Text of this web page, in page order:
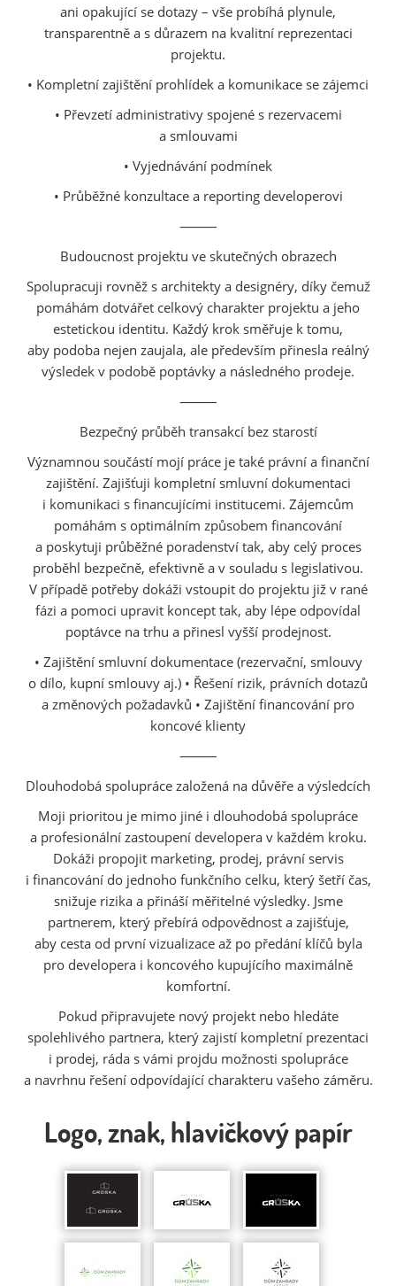
ani opakující se dotazy – vše probíhá plynule,
transparentně a s důrazem na kvalitní reprezentaci
projektu.
• Kompletní zajištění prohlídek a komunikace se zájemci
• Převzetí administrativy spojené s rezervacemi
a smlouvami
• Vyjednávání podmínek
• Průběžné konzultace a reporting developerovi
⸻
Budoucnost projektu ve skutečných obrazech
Spolupracuji rovněž s architekty a designéry, díky čemuž
pomáhám dotvářet celkový charakter projektu a jeho
estetickou identitu. Každý krok směřuje k tomu,
aby podoba nejen zaujala, ale především přinesla reálný
výsledek v podobě poptávky a následného prodeje.
⸻
Bezpečný průběh transakcí bez starostí
Významnou součástí mojí práce je také právní a finanční
zajištění. Zajišťuji kompletní smluvní dokumentaci
i komunikaci s financujícími institucemi. Zájemcům
pomáhám s optimálním způsobem financování
a poskytuji průběžné poradenství tak, aby celý proces
proběhl bezpečně, efektivně a v souladu s legislativou.
V případě potřeby dokáži vstoupit do projektu již v rané
fázi a pomoci upravit koncept tak, aby lépe odpovídal
poptávce na trhu a přinesl vyšší prodejnost.
• Zajištění smluvní dokumentace (rezervační, smlouvy
o dílo, kupní smlouvy aj.) • Řešení rizik, právních dotazů
a změnových požadavků • Zajištění financování pro
koncové klienty
⸻
Dlouhodobá spolupráce založená na důvěře a výsledcích
Moji prioritou je mimo jiné i dlouhodobá spolupráce
a profesionální zastoupení developera v každém kroku.
Dokáži propojit marketing, prodej, právní servis
i financování do jednoho funkčního celku, který šetří čas,
snižuje rizika a přináší měřitelné výsledky. Jsme
partnerem, který přebírá odpovědnost a zajišťuje,
aby cesta od první vizualizace až po předání klíčů byla
pro developera i koncového kupujícího maximálně
komfortní.
Pokud připravujete nový projekt nebo hledáte
spolehlivého partnera, který zajistí kompletní prezentaci
i prodej, ráda s vámi projdu možnosti spolupráce
a navrhnu řešení odpovídající charakteru vašeho záměru.
Logo, znak, hlavičkový papír